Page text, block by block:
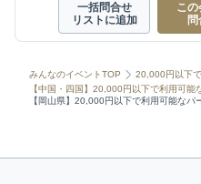
一括問合せ
リストに追加
この
みんなのイベントTOP
20,000円以下
【中国・四国】20,000円以下で利用可能
【岡山県】20,000円以下で利用可能なパ